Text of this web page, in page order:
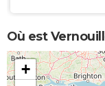
Où est
+